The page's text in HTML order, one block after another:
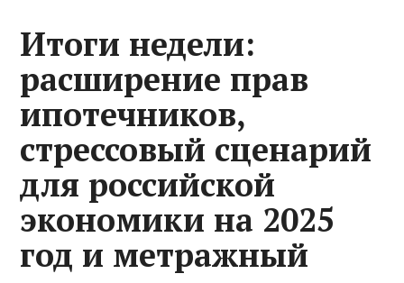
Итоги недели:
расширение прав
ипотечников,
стрессовый сценарий
для российской
экономики на 2025
год и метражный